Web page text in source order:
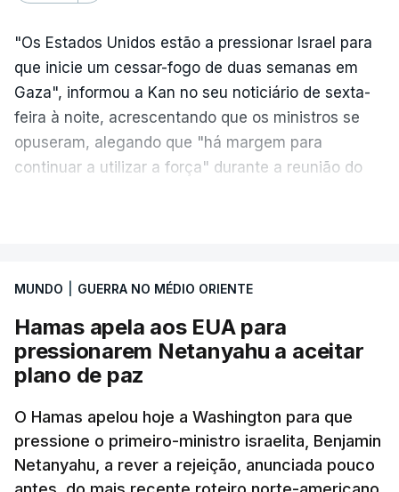
"Os Estados Unidos estão a pressionar Israel para
que inicie um cessar-fogo de duas semanas em
Gaza", informou a Kan no seu noticiário de sexta-
feira à noite, acrescentando que os ministros se
opuseram, alegando que "há margem para
continuar a utilizar a força" durante a reunião do
aplicação do plano de desarmamento do Hamas.
Além disso, o correspondente do canal de
televisão israelita i24News, que também teve
acesso às deliberações do Gabinete, recordou na
autorização formal de Israel para a entrada em
Gaza da Força Internacional de Estabilização, um
contingente multinacional proposto no âmbito do
MUNDO GUERRA NO MÉDIO ORIENTE
Hamas apela aos EUA para
pressionarem Netanyahu a aceitar
plano de paz
O Hamas apelou hoje a Washington para que
pressione o primeiro-ministro israelita, Benjamin
Netanyahu, a rever a rejeição, anunciada pouco